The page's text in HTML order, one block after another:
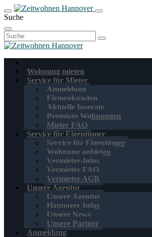
Suche
Suchen
nach:
Wohnung mieten
Service für Mieter
Anmeldung
Firmenkunden
Aktuelle Inserate
Premium Wohnungen
Mieter FAQ
Service für Eigentümer
Service für Eigentümer
Wohnung anbieten
Vermieter-Infos
Vermieter FAQ
Vermieter AGB
Unsere Agentur
Unsere Agentur
Hannover Infos
Unsere News
Unsere Partner
Anmeldung